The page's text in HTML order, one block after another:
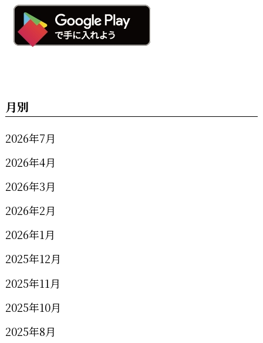
月別
2026年7月
2026年4月
2026年3月
2026年2月
2026年1月
2025年12月
2025年11月
2025年10月
2025年8月